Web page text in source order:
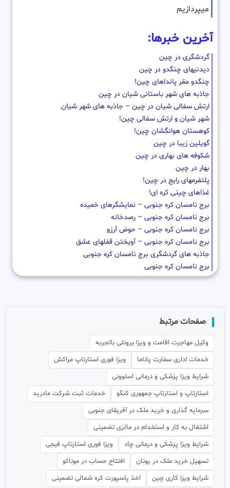
میپردازیم
آخرین خبرها:
گردشگری در چین
دیدنیهای چنگدو در چین
چنگدو مقر پانداهای چین!
جاذبه های شهر باستانی شیان در چین
ارتش سفالی شیان در چین – جاذبه های شهر شیان
شهر شیان و ارتش سفالی چین!
کوهستان هوانگشان چین!
گویلین زیبا در چین
شکوفه های بهاری در چین
بهار در چین
پلتفرمهای رایج در چین!
غذاهای چینی کره ای!
برج نامسان کره جنوبی – نمایشگرهای خمیده
برج نامسان کره جنوبی – رصدخانه
برج نامسان کره جنوبی – حوض آرزو
برج نامسان کره جنوبی – آویختن قفلهای عشق
جاذبه های گردشگری برج نامسان کره جنوبی
برج نامسان کره جنوبی
صفحات مرتبط
وکیل مهاجرت اقامت و ویزا برونئی باتجربه
خدمات اداری سفارت پاناما
ویزا فوری استارتاپ مراکش
شرایط ویزا پزشکی و درمانی اسلوونی
استارتاپ و استارتاپ جمهوری کنگو
خدمات ثبت شرکت مادرید
سرمایه گذاری و خرید ملک در آفریقای جنوبی
اشتغال به کار و استخدام در مالزی تضمینی
شرایط ویزا پزشکی و درمانی چاد
ویزا فوری استارتاپ فیجی
تسهیل خرید ملک در یونان
افتتاح حساب در موناکو
شرایط ویزا کاری چین
اخذ پاسپورت کره شمالی تضمینی